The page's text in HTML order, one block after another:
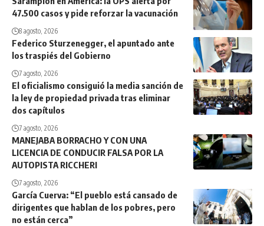
47.500 casos y pide reforzar la vacunación
8 agosto, 2026
Federico Sturzenegger, el apuntado ante
los traspiés del Gobierno
7 agosto, 2026
El oficialismo consiguió la media sanción de
la ley de propiedad privada tras eliminar
dos capítulos
7 agosto, 2026
MANEJABA BORRACHO Y CON UNA
LICENCIA DE CONDUCIR FALSA POR LA
AUTOPISTA RICCHERI
7 agosto, 2026
García Cuerva: “El pueblo está cansado de
dirigentes que hablan de los pobres, pero
no están cerca”